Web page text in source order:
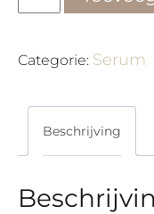
Nature
Serum
aantal
Categorie: Serum
Beschrijving